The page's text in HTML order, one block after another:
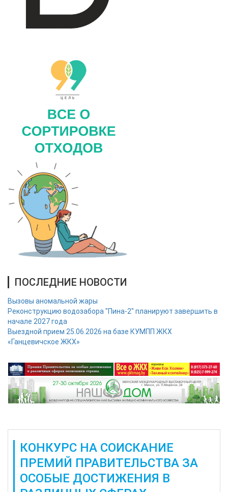
ПОСЛЕДНИЕ НОВОСТИ
Вызовы аномальной жары
Реконструкцию водозабора "Пина-2" планируют завершить в
начале 2027 года
Выездной прием 25.06.2026 на базе КУМПП ЖКХ
«Ганцевичское ЖКХ»
КОНКУРС НА СОИСКАНИЕ
ПРЕМИЙ ПРАВИТЕЛЬСТВА ЗА
ОСОБЫЕ ДОСТИЖЕНИЯ В